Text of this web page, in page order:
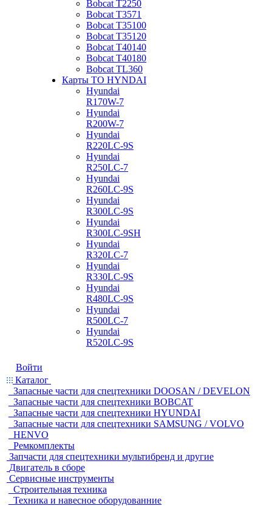
Bobcat Т2250
Bobcat Т3571
Bobcat Т35100
Bobcat Т35120
Bobcat Т40140
Bobcat Т40180
Bobcat ТL360
Карты ТО HYNDAI
Hyundai
R170W-7
Hyundai
R200W-7
Hyundai
R220LC-9S
Hyundai
R250LC-7
Hyundai
R260LC-9S
Hyundai
R300LC-9S
Hyundai
R300LC-9SH
Hyundai
R320LC-7
Hyundai
R330LC-9S
Hyundai
R480LC-9S
Hyundai
R500LC-7
Hyundai
R520LC-9S
Войти
Каталог
Запасные части для спецтехники DOOSAN / DEVELON
Запасные части для спецтехники BOBCAT
Запасные части для спецтехники HYUNDAI
Запасные части для спецтехники SAMSUNG / VOLVO
HENVO
Ремкомплекты
Запчасти для спецтехники мультибренд и другие
Двигатель в сборе
Сервисные инструменты
Строительная техника
Техника и навесное оборудованние